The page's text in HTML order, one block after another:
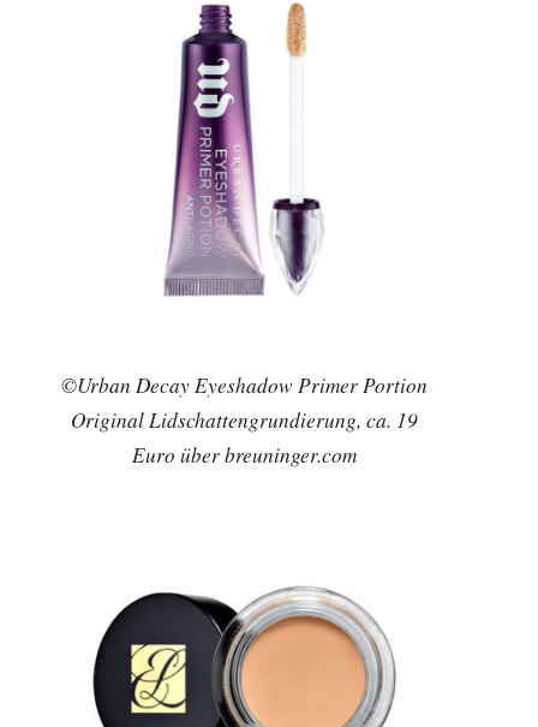
©Urban Decay Eyeshadow Primer Portion
Original Lidschattengrundierung, ca. 19
Euro über breuninger.com